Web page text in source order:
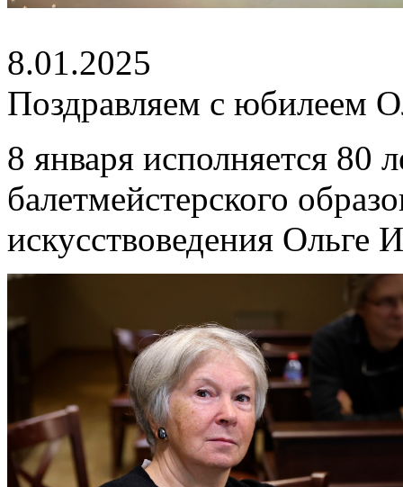
8.01.2025
Поздравляем с юбилеем
8 января исполняется 80
балетмейстерского
искусствоведения Ольге